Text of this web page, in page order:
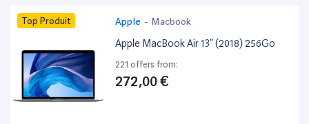
Top Produit Apple - Macbook
Apple MacBook Air 13” (2018) 256Go
221 offers from:
272,00 €